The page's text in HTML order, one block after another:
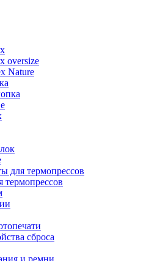
oversize
Nature
для термопрессов
термопрессов
сброса
и ремни